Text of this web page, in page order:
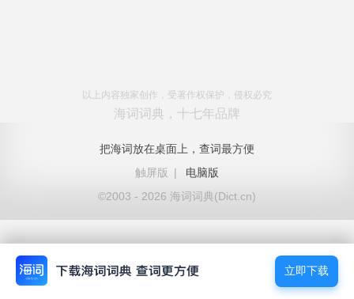
以上内容独家创作，受著作权保护，侵权必究
海词词典，十七年品牌
把海词放在桌面上，查词最方便
触屏版
|
电脑版
©2003 - 2026 海词词典(Dict.cn)
立即下载
立即下载